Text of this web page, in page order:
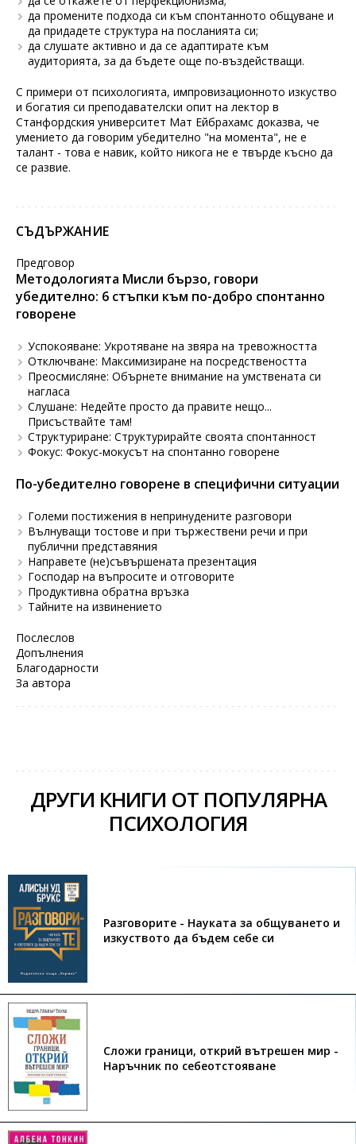
да промените подхода си към спонтанното общуване и
да придадете структура на посланията си;
да слушате активно и да се адаптирате към
аудиторията, за да бъдете още по-въздействащи.
С примери от психологията, импровизационното изкуство
и богатия си преподавателски опит на лектор в
Станфордския университет Мат Ейбрахамс доказва, че
умението да говорим убедително "на момента", не е
талант - това е навик, който никога не е твърде късно да
се развие.
СЪДЪРЖАНИЕ
Предговор
Методологията Мисли бързо, говори
убедително: 6 стъпки към по-добро спонтанно
говорене
Успокояване: Укротяване на звяра на тревожността
Отключване: Максимизиране на посредствеността
Преосмисляне: Обърнете внимание на умствената си
нагласа
Слушане: Недейте просто да правите нещо...
Присъствайте там!
Структуриране: Структурирайте своята спонтанност
Фокус: Фокус-мокусът на спонтанно говорене
По-убедително говорене в специфични ситуации
Големи постижения в непринудените разговори
Вълнуващи тостове и при тържествени речи и при
публични представяния
Направете (не)съвършената презентация
Господар на въпросите и отговорите
Продуктивна обратна връзка
Тайните на извинението
Послеслов
Допълнения
Благодарности
За автора
ДРУГИ КНИГИ ОТ ПОПУЛЯРНА
ПСИХОЛОГИЯ
Разговорите - Науката за общуването и
изкуството да бъдем себе си
Сложи граници, открий вътрешен мир -
Наръчник по себеотстояване